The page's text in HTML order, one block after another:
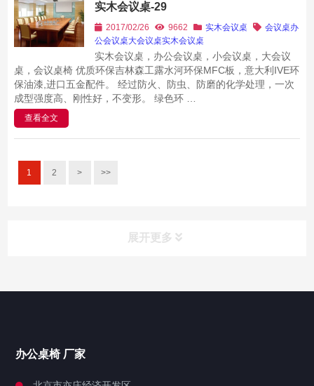
实木会议桌-29
2017/02/26 9662 实木会议桌 会议桌办
公会议桌大会议桌实木会议桌
实木会议桌，办公会议桌，小会议桌，大会议
桌，会议桌椅 优质环保吉林森工露水河环保MFC板，意大利IVE环
保油漆,进口五金配件。 经过防火、防虫、防磨的化学处理，一次
成型强度高、刚性好，不变形。 绿色环 …
查看全文
1 2 > >>
展开更多
大班台 主管桌
屏风办公隔断
办公桌椅 厂家